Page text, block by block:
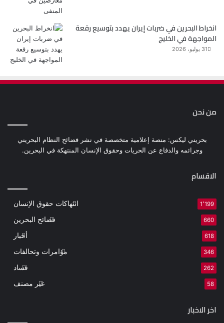
انخراط البحرين في ضربات إيران يهدد بتوسيع رقعة
المواجهة في الخليج
31 يوليو، 2026
من نحن
بحريني ليكس: منصة إعلامية متخصصة في نشر فضائح النظام البحريني
وجرائمه والدفاع عن الحريات وحقوق الإنسان المنتهكة في البحرين.
الاقسام
انتهاكات حقوق الإنسان 1٬199
فضائح البحرين 660
أخبار 618
مؤامرات وتحالفات 346
فساد 262
غير مصنف 58
اخر الاخبار